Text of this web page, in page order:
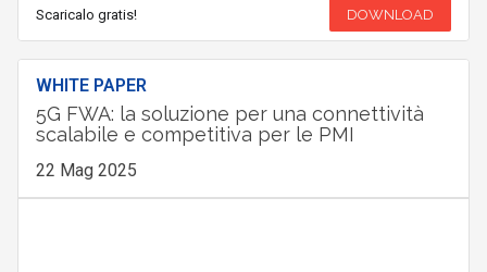
Scaricalo gratis! DOWNLOAD
WHITE PAPER
5G FWA: la soluzione per una connettività
scalabile e competitiva per le PMI
22 Mag 2025